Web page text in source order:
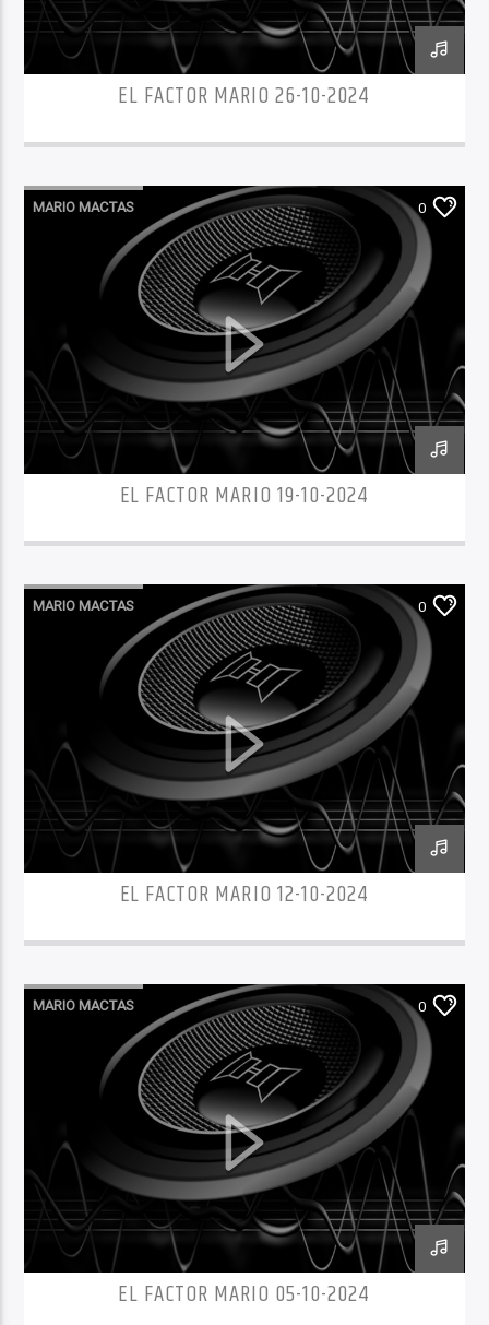
EL FACTOR MARIO 26-10-2024
MARIO MACTAS 0
EL FACTOR MARIO 19-10-2024
MARIO MACTAS 0
EL FACTOR MARIO 12-10-2024
MARIO MACTAS 0
EL FACTOR MARIO 05-10-2024